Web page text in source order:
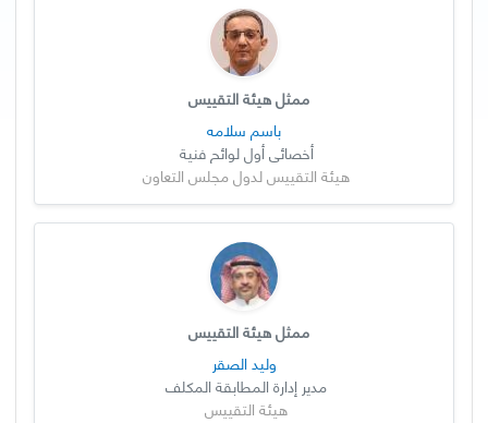
ممثل هيئة التقييس
باسم سلامه
أخصائي أول لوائح فنية
هيئة التقييس لدول مجلس التعاون
ممثل هيئة التقييس
وليد الصقر
مدير إدارة المطابقة المكلف
هيئة التقييس